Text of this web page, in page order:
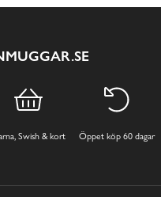
Swish & kort Öppet köp 60 dagar